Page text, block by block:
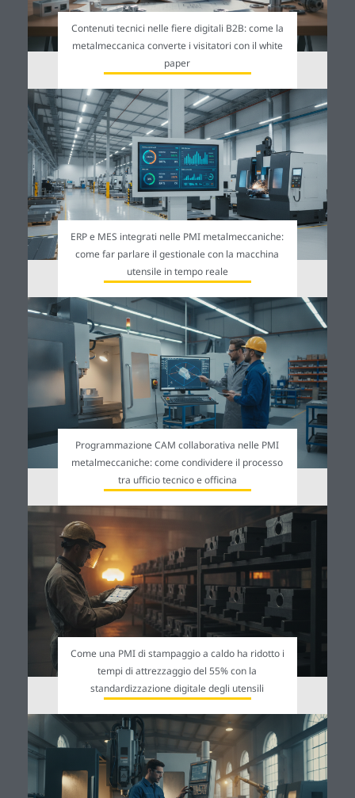
Contenuti tecnici nelle fiere digitali B2B: come la
metalmeccanica converte i visitatori con il white
paper
ERP e MES integrati nelle PMI metalmeccaniche:
come far parlare il gestionale con la macchina
utensile in tempo reale
Programmazione CAM collaborativa nelle PMI
metalmeccaniche: come condividere il processo
tra ufficio tecnico e officina
Come una PMI di stampaggio a caldo ha ridotto i
tempi di attrezzaggio del 55% con la
standardizzazione digitale degli utensili